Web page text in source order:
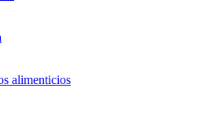
alimenticios